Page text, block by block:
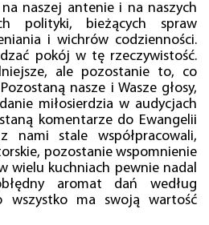
naszej antenie i na naszych
polityki, bieżących spraw
i wichrów codzienności.
pokój w tę rzeczywistość.
ale pozostanie to, co
nasze i Wasze głosy,
miłosierdzia w audycjach
komentarze do Ewangelii
nami stale współpracowali,
pozostanie wspomnienie
wielu kuchniach pewnie nadal
aromat dań według
wszystko ma swoją wartość